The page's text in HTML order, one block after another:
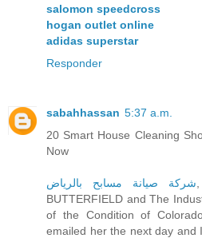
salomon speedcross
hogan outlet online
adidas superstar
Responder
sabahhassan 5:37 a.m.
20 Smart House Cleaning
Now
شركة صيانة مسابح بالرياض
BUTTERFIELD and The
of the Condition of
emailed her the next day and